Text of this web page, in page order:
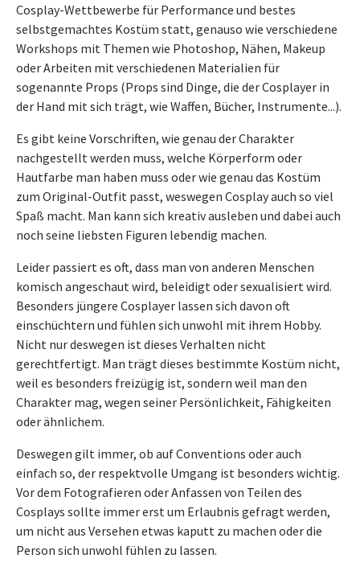
Cosplay-Wettbewerbe für Performance und bestes
selbstgemachtes Kostüm statt, genauso wie verschiedene
Workshops mit Themen wie Photoshop, Nähen, Makeup
oder Arbeiten mit verschiedenen Materialien für
sogenannte Props (Props sind Dinge, die der Cosplayer in
der Hand mit sich trägt, wie Waffen, Bücher, Instrumente...).
Es gibt keine Vorschriften, wie genau der Charakter
nachgestellt werden muss, welche Körperform oder
Hautfarbe man haben muss oder wie genau das Kostüm
zum Original-Outfit passt, weswegen Cosplay auch so viel
Spaß macht. Man kann sich kreativ ausleben und dabei auch
noch seine liebsten Figuren lebendig machen.
Leider passiert es oft, dass man von anderen Menschen
komisch angeschaut wird, beleidigt oder sexualisiert wird.
Besonders jüngere Cosplayer lassen sich davon oft
einschüchtern und fühlen sich unwohl mit ihrem Hobby.
Nicht nur deswegen ist dieses Verhalten nicht
gerechtfertigt. Man trägt dieses bestimmte Kostüm nicht,
weil es besonders freizügig ist, sondern weil man den
Charakter mag, wegen seiner Persönlichkeit, Fähigkeiten
oder ähnlichem.
Deswegen gilt immer, ob auf Conventions oder auch
einfach so, der respektvolle Umgang ist besonders wichtig.
Vor dem Fotografieren oder Anfassen von Teilen des
Cosplays sollte immer erst um Erlaubnis gefragt werden,
um nicht aus Versehen etwas kaputt zu machen oder die
Person sich unwohl fühlen zu lassen.